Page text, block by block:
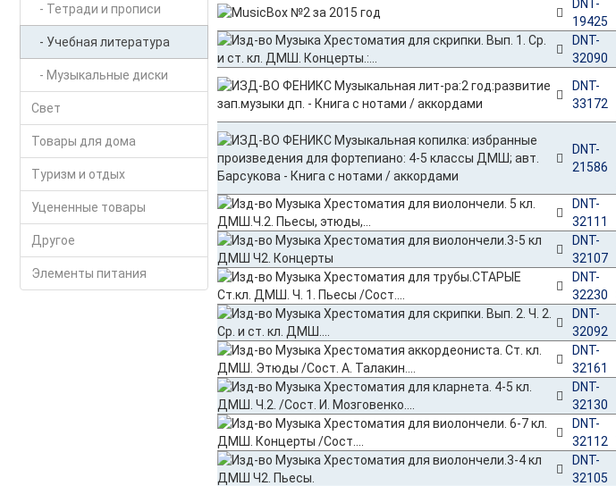
- Тетради и прописи
- Учебная литература
- Музыкальные диски
Свет
Товары для дома
Туризм и отдых
Уцененные товары
Другое
Элементы питания
DNT-
19425
DNT-
32090
DNT-
33172
DNT-
21586
DNT-
32111
DNT-
32107
DNT-
32230
DNT-
32092
DNT-
32161
DNT-
32130
DNT-
32112
DNT-
32105